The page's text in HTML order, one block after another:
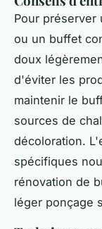
Pour préserver
ou un buffet
doux
d'éviter les
maintenir le
sources de
décoloration.
spécifiques
rénovation de
léger ponçage